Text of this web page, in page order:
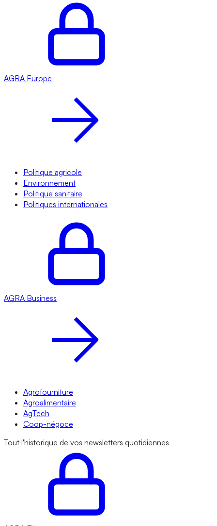
AGRA Europe
Politique agricole
Environnement
Politique sanitaire
Politiques internationales
AGRA Business
Agrofourniture
Agroalimentaire
AgTech
Coop-négoce
Tout l'historique de vos newsletters quotidiennes